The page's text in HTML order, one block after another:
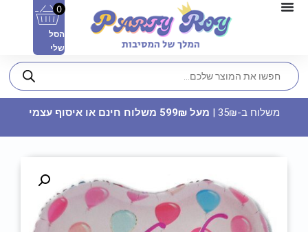
כפפות שוער - מכבי חיפה
0
הסל
שלי
משלוח ב-35₪ | מעל 599₪ משלוח חינם או איסוף עצמי